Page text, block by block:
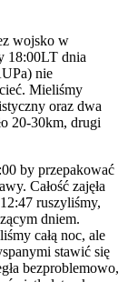
wojsko w
18:00LT dnia
nie
Mieliśmy
oraz dwa
20-30km, drugi
by przepakować
Całość zajęła
ruszyliśmy,
dniem.
całą noc, ale
stawić się
bezproblemowo,